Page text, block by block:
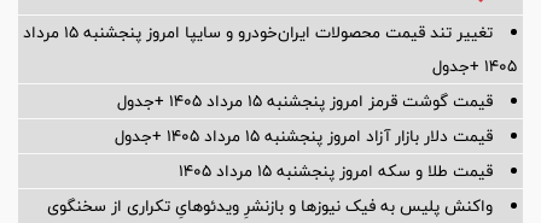
تغییر تند قیمت محصولات ایران‌خودرو و سایپا امروز پنجشنبه ۱۵ مرداد
۱۴۰۵ +جدول
قیمت گوشت قرمز امروز پنجشنبه ۱۵ مرداد ۱۴۰۵ +جدول
قیمت دلار بازار آزاد امروز پنجشنبه ۱۵ مرداد ۱۴۰۵ +جدول
قیمت طلا و سکه امروز پنجشنبه ۱۵ مرداد ۱۴۰۵
واکنش پلیس به فیک نیوزها و بازنشرِ ویدئوهایِ تکراری از سخنگوی